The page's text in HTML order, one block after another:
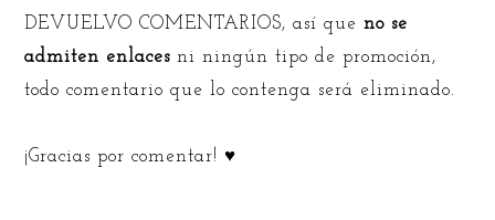
DEVUELVO COMENTARIOS, así queno se
admiten enlaces ni ningún tipo de promoción,
todo comentario que lo contenga será eliminado.
¡Gracias por comentar! ♥